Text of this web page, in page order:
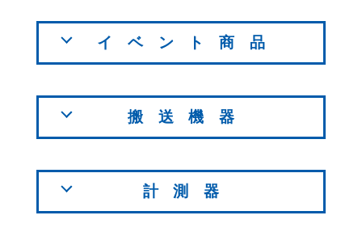
イベント商品
搬送機器
計測器